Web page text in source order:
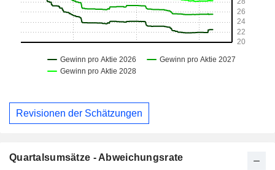
Revisionen der Schätzungen
Quartalsumsätze - Abweichungsrate